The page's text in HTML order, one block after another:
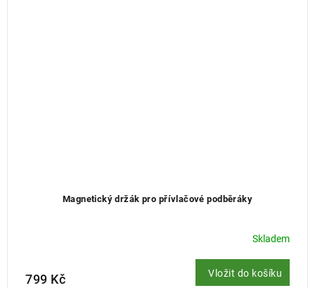
Magnetický držák pro přívlačové podběráky
Skladem
799 Kč Vložit do košíku